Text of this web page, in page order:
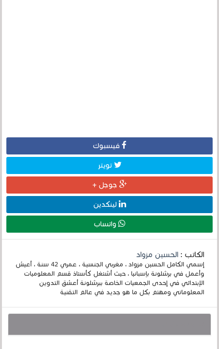
فيسبوك
تويتر
جوجل +
لينكدين
واتساب
الكاتب :الحسين مزواد
إسمي الكامل الحسين مزواد ، مغربي الجنسية ، عمري 42 سنة ، أعيش
وأعمل في برشلونة بإسبانيا ، حيث أشتغل كأستاذ قسم المعلوميات
الإبتدائي في إحدى الجمعيات الخاصة ببرشلونة أعشق التدوين
المعلوماتي ومهتم بكل ما هو جديد في عالم التقنية